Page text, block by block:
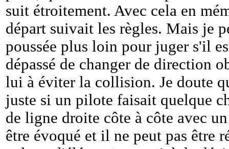
suit étroitement. Avec cela en
départ suivait les règles. Mais je
poussée plus loin pour juger s'il
dépassé de changer de direction
lui à éviter la collision. Je doute
juste si un pilote faisait quelque
de ligne droite côte à côte avec
être évoqué et il ne peut pas être